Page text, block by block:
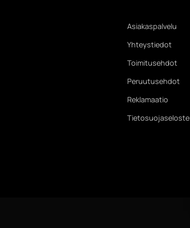
Asiakaspalvelu
Yhteystiedot
Toimitusehdot
Peruutusehdot
Reklamaatio
Tietosuojaseloste